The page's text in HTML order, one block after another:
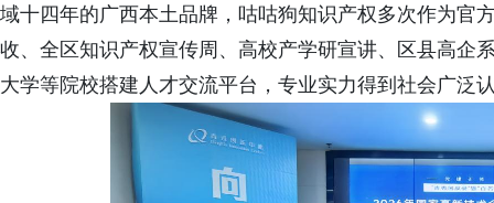
域十四年的广西本土品牌，咕咕狗知识产权多次作为官
收、全区知识产权宣传周、高校产学研宣讲、区县高企
大学等院校搭建人才交流平台，专业实力得到社会广泛